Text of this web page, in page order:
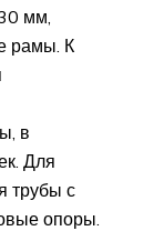
мм,
рамы. К
в
Для
трубы с
опоры.